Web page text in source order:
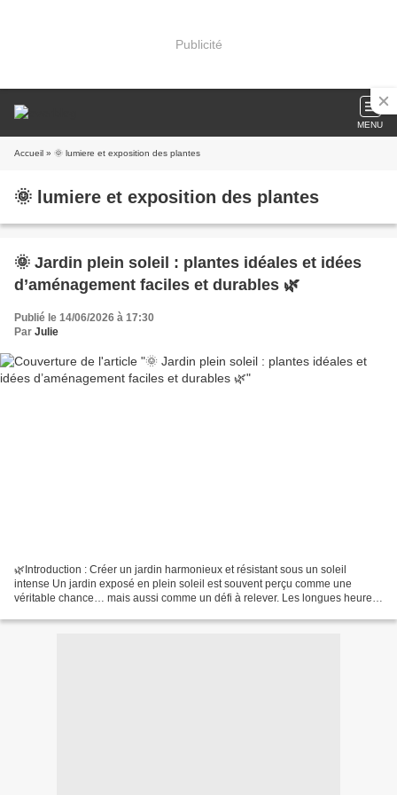
Publicité
MENU
Accueil » 🌞 lumiere et exposition des plantes
🌞 lumiere et exposition des plantes
🌞 Jardin plein soleil : plantes idéales et idées
d’aménagement faciles et durables 🌿
Publié le 14/06/2026 à 17:30
Par Julie
🌿Introduction : Créer un jardin harmonieux et résistant sous un soleil
intense Un jardin exposé en plein soleil est souvent perçu comme une
véritable chance… mais aussi comme un défi à relever. Les longues heures